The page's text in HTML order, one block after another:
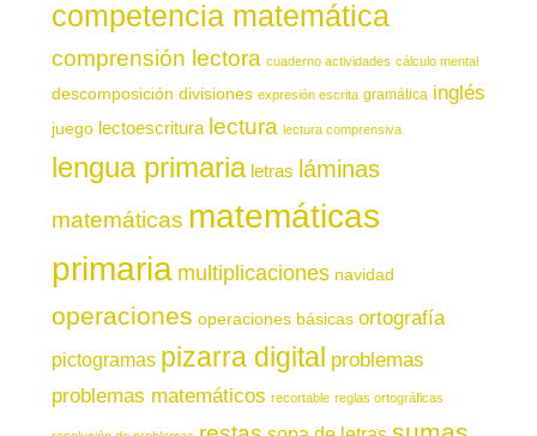
competencia matemática
comprensión lectora cuaderno actividades cálculo mental
descomposición divisiones expresión escrita gramática inglés
juego lectoescritura lectura lectura comprensiva
lengua primaria letras láminas
matemáticas matemáticas
primaria multiplicaciones navidad
operaciones operaciones básicas ortografía
pictogramas pizarra digital problemas
problemas matemáticos recortable reglas ortográficas